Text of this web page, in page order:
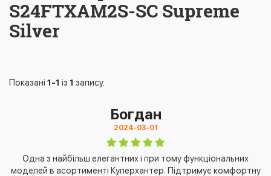
S24FTXAM2S-SC Supreme
Silver
Показані 1-1 із 1 запису.
Богдан
2024-03-01
Одна з найбільш елегантних і при тому функціональних
моделей в асортименті Куперхантер. Підтримує комфортну